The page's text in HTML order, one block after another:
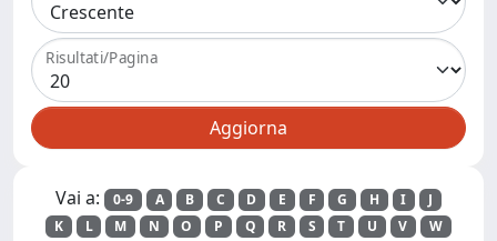
Risultati/Pagina
Vai a: 0-9 A B C D E F G H I
J
K
L M N O P Q R S T U V
W